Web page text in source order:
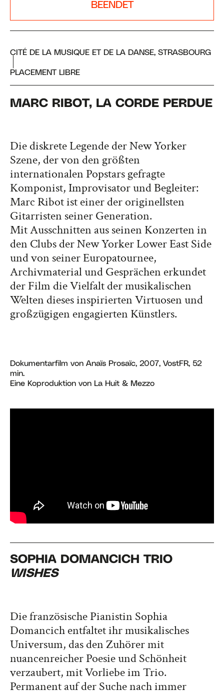
BEENDET
CITÉ DE LA MUSIQUE ET DE LA DANSE, STRASBOURG
PLACEMENT LIBRE
MARC RIBOT, LA CORDE PERDUE
Die diskrete Legende der New Yorker
Szene, der von den größten
internationalen Popstars gefragte
Komponist, Improvisator und Begleiter:
Marc Ribot ist einer der originellsten
Gitarristen seiner Generation.
Mit Ausschnitten aus seinen Konzerten in
den Clubs der New Yorker Lower East Side
und von seiner Europatournee,
Archivmaterial und Gesprächen erkundet
der Film die Vielfalt der musikalischen
Welten dieses inspirierten Virtuosen und
großzügigen engagierten Künstlers.
Dokumentarfilm von Anaïs Prosaïc, 2007, VostFR, 52
min.
Eine Koproduktion von La Huit & Mezzo
SOPHIA DOMANCICH TRIO
WISHES
Die französische Pianistin Sophia
Domancich entfaltet ihr musikalisches
Universum, das den Zuhörer mit
nuancenreicher Poesie und Schönheit
verzaubert, mit Vorliebe im Trio.
Permanent auf der Suche nach immer